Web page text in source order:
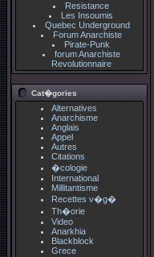
Resistance
Les Insoumis
Quebec Underground
Forum Anarchiste
Pirate-Punk
forum Anarchiste
Revolutionnaire
Cat�gories
Alternatives
Anarchisme
Anglais
Appel
Autres
Citations
�cologie
International
Millitantisme
Recettes v�g�
Th�orie
Video
Anarkhia
Blackblock
Grece